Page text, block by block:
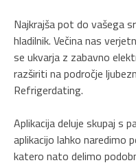
Najkrajša pot do vašega
hladilnik. Večina nas
se ukvarja z zabavno
razširiti na področje
Refrigerdating.
Aplikacija deluje skupaj s
aplikacijo lahko naredimo
katero nato delimo